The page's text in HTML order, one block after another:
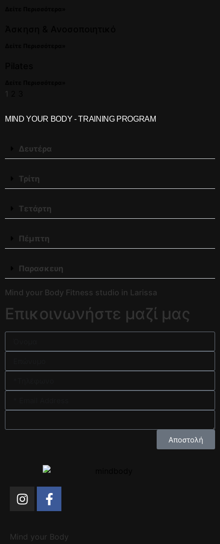
1
MIND YOUR BODY - TRAINING PROGRAM
Δευτέρα
Τρίτη
Τετάρτη
Πέμπτη
Παρασκευη
Mind your Body Fitness studio in Larissa
Eπικοινωνήστε μαζί μας
Αποστολή
Mind your Body